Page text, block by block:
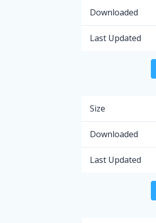
Downloaded
Last Updated
Size
Downloaded
Last Updated